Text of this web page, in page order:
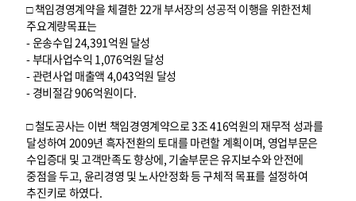
□ 책임경영계약을 체결한 22개 부서장의 성공적 이행을 위한전체
주요계량목표는
- 운송수입 24,391억원 달성
- 부대사업수익 1,076억원 달성
- 관련사업 매출액 4,043억원 달성
- 경비절감 906억원이다.
□ 철도공사는 이번 책임경영계약으로 3조 416억원의 재무적 성과를
달성하여 2009년 흑자전환의 토대를 마련할 계획이며, 영업부문은
수입증대 및 고객만족도 향상에, 기술부문은 유지보수와 안전에
중점을 두고, 윤리경영 및 노사안정화 등 구체적 목표를 설정하여
추진키로 하였다.